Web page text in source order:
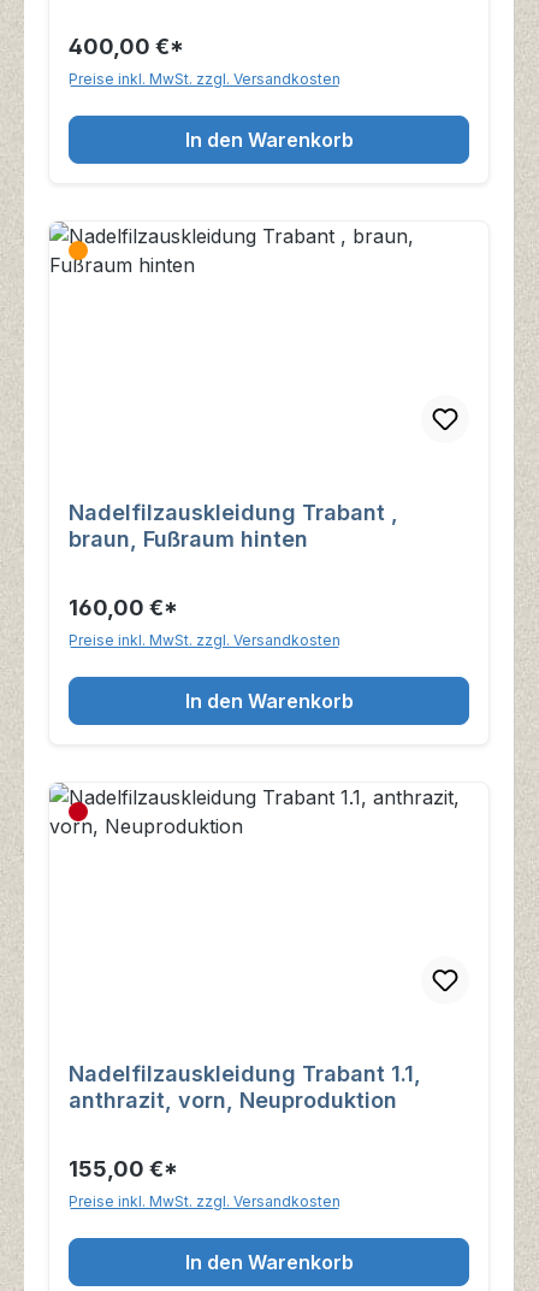
400,00 €*
Preise inkl. MwSt. zzgl. Versandkosten
In den Warenkorb
Nadelfilzauskleidung Trabant ,
braun, Fußraum hinten
160,00 €*
Preise inkl. MwSt. zzgl. Versandkosten
In den Warenkorb
Nadelfilzauskleidung Trabant 1.1,
anthrazit, vorn, Neuproduktion
155,00 €*
Preise inkl. MwSt. zzgl. Versandkosten
In den Warenkorb